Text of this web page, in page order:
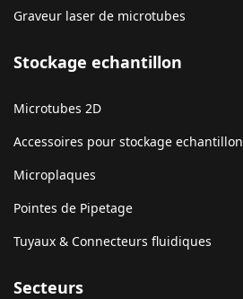
Graveur laser de microtubes
Stockage echantillon
Microtubes 2D
Accessoires pour stockage echantillon
Microplaques
Pointes de Pipetage
Tuyaux & Connecteurs fluidiques
Secteurs